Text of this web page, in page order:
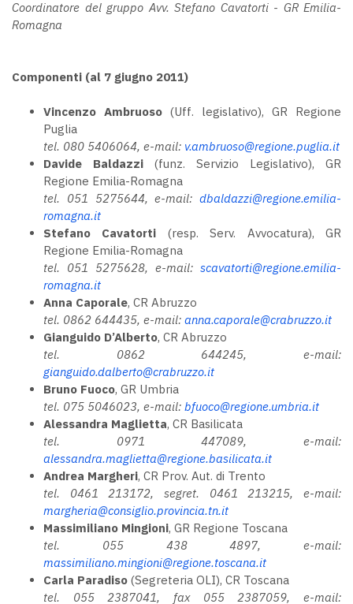
Coordinatore del gruppo Avv. Stefano Cavatorti - GR Emilia-
Romagna
Componenti (al 7 giugno 2011)
Vincenzo Ambruoso (Uff. legislativo), GR Regione
Puglia
tel. 080 5406064, e-mail: v.ambruoso@regione.puglia.it
Davide Baldazzi (funz. Servizio Legislativo), GR
Regione Emilia-Romagna
tel. 051 5275644, e-mail: dbaldazzi@regione.emilia-
romagna.it
Stefano Cavatorti (resp. Serv. Avvocatura), GR
Regione Emilia-Romagna
tel. 051 5275628, e-mail: scavatorti@regione.emilia-
romagna.it
Anna Caporale, CR Abruzzo
tel. 0862 644435, e-mail: anna.caporale@crabruzzo.it
Gianguido D’Alberto, CR Abruzzo
tel. 0862 644245, e-mail:
gianguido.dalberto@crabruzzo.it
Bruno Fuoco, GR Umbria
tel. 075 5046023, e-mail: bfuoco@regione.umbria.it
Alessandra Maglietta, CR Basilicata
tel. 0971 447089, e-mail:
alessandra.maglietta@regione.basilicata.it
Andrea Margheri, CR Prov. Aut. di Trento
tel. 0461 213172, segret. 0461 213215, e-mail:
margheria@consiglio.provincia.tn.it
Massimiliano Mingioni, GR Regione Toscana
tel. 055 438 4897, e-mail:
massimiliano.mingioni@regione.toscana.it
Carla Paradiso (Segreteria OLI), CR Toscana
tel. 055 2387041, fax 055 2387059, e-mail: